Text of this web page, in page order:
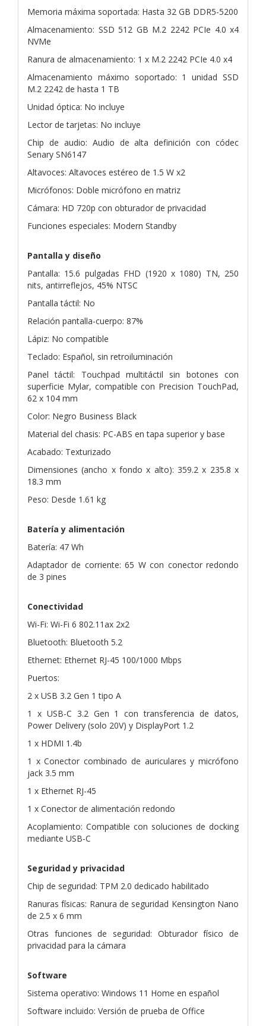
Memoria máxima soportada: Hasta 32 GB DDR5-5200
Almacenamiento: SSD 512 GB M.2 2242 PCIe 4.0 x4
NVMe
Ranura de almacenamiento: 1 x M.2 2242 PCIe 4.0 x4
Almacenamiento máximo soportado: 1 unidad SSD
M.2 2242 de hasta 1 TB
Unidad óptica: No incluye
Lector de tarjetas: No incluye
Chip de audio: Audio de alta definición con códec
Senary SN6147
Altavoces: Altavoces estéreo de 1.5 W x2
Micrófonos: Doble micrófono en matriz
Cámara: HD 720p con obturador de privacidad
Funciones especiales: Modern Standby
Pantalla y diseño
Pantalla: 15.6 pulgadas FHD (1920 x 1080) TN, 250
nits, antirreflejos, 45% NTSC
Pantalla táctil: No
Relación pantalla-cuerpo: 87%
Lápiz: No compatible
Teclado: Español, sin retroiluminación
Panel táctil: Touchpad multitáctil sin botones con
superficie Mylar, compatible con Precision TouchPad,
62 x 104 mm
Color: Negro Business Black
Material del chasis: PC-ABS en tapa superior y base
Acabado: Texturizado
Dimensiones (ancho x fondo x alto): 359.2 x 235.8 x
18.3 mm
Peso: Desde 1.61 kg
Batería y alimentación
Batería: 47 Wh
Adaptador de corriente: 65 W con conector redondo
de 3 pines
Conectividad
Wi-Fi: Wi-Fi 6 802.11ax 2x2
Bluetooth: Bluetooth 5.2
Ethernet: Ethernet RJ-45 100/1000 Mbps
Puertos:
2 x USB 3.2 Gen 1 tipo A
1 x USB-C 3.2 Gen 1 con transferencia de datos,
Power Delivery (solo 20V) y DisplayPort 1.2
1 x HDMI 1.4b
1 x Conector combinado de auriculares y micrófono
jack 3.5 mm
1 x Ethernet RJ-45
1 x Conector de alimentación redondo
Acoplamiento: Compatible con soluciones de docking
mediante USB-C
Seguridad y privacidad
Chip de seguridad: TPM 2.0 dedicado habilitado
Ranuras físicas: Ranura de seguridad Kensington Nano
de 2.5 x 6 mm
Otras funciones de seguridad: Obturador físico de
privacidad para la cámara
Software
Sistema operativo: Windows 11 Home en español
Software incluido: Versión de prueba de Office